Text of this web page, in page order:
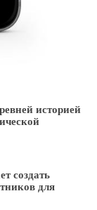
историей
создать
для